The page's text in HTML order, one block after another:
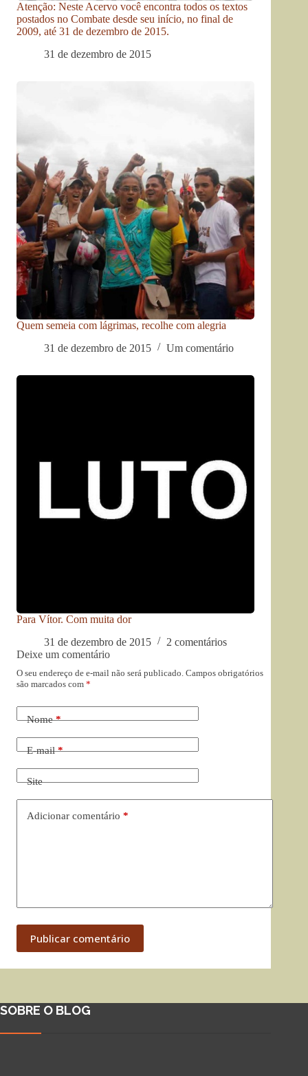
Atenção: Neste Acervo você encontra todos os textos
postados no Combate desde seu início, no final de
2009, até 31 de dezembro de 2015.
31 de dezembro de 2015
Quem semeia com lágrimas, recolhe com alegria
31 de dezembro de 2015
Um comentário
Para Vítor. Com muita dor
31 de dezembro de 2015
2 comentários
Deixe um comentário
O seu endereço de e-mail não será publicado. Campos obrigatórios
são marcados com *
Nome*
E-mail*
Site
Adicionar comentário *
Publicar comentário
SOBRE O BLOG